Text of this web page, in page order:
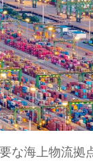
な海上物流